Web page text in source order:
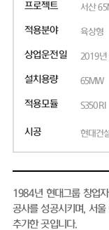
프로젝트 서산
적용분야 육상형
상업운전일 2019년
설치용량 65MW
적용모듈 S350RI
시공 현대건
1984년 현대그룹 창업
공사를 성공시키며, 서
추가한 곳입니다.